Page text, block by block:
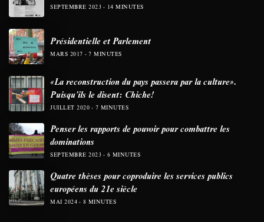
SEPTEMBRE 2023 14 MINUTES
Présidentielle et Parlement
MARS 2017 7 MINUTES
«La reconstruction du pays passera par la culture».
Puisqu’ils le disent: Chiche!
JUILLET 2020 7 MINUTES
Penser les rapports de pouvoir pour combattre les
dominations
SEPTEMBRE 2023 6 MINUTES
Quatre thèses pour coproduire les services publics
européens du 21e siècle
MAI 2024 8 MINUTES